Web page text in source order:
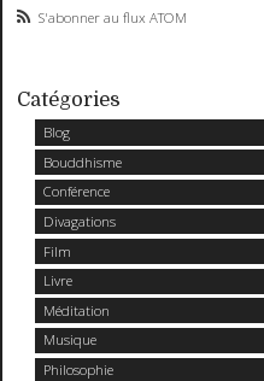
S'abonner au flux ATOM
Catégories
Blog
Bouddhisme
Conférence
Divagations
Film
Livre
Méditation
Musique
Philosophie